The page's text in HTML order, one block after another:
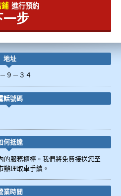
鋪 進行預約
一步
地址
９－３４
話號碼
何抵達
的服務櫃檯。我們將免費接送您至
辦理取車手續。
業時間